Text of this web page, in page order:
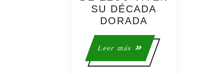
SU DÉCADA
DORADA
DEL
DEPORTE
DE
Leer más
Leer
más